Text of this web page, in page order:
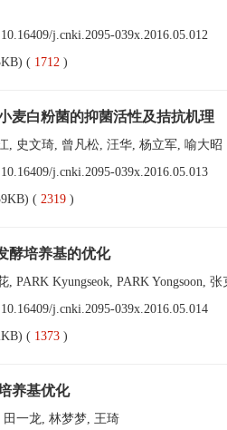
10.16409/j.cnki.2095-039x.2016.05.012
( 1712 )
麦白粉菌的抑菌活性及拮抗机理
, 史文琦, 曾凡松, 汪华, 杨立军, 喻大昭
10.16409/j.cnki.2095-039x.2016.05.013
( 2319 )
酵培养基的优化
PARK Kyungseok, PARK Yongsoon, 张
10.16409/j.cnki.2095-039x.2016.05.014
( 1373 )
养基优化
一龙, 林梦梦, 王琦